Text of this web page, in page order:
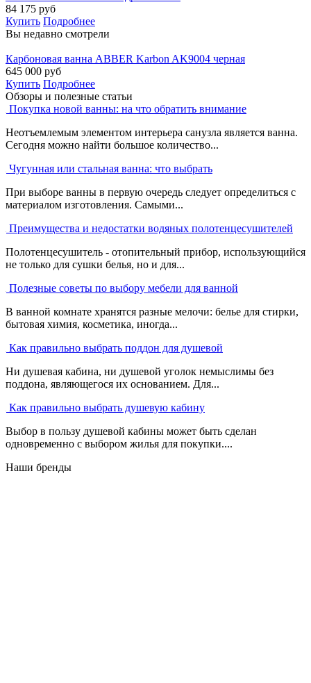
84 175 руб
Купить Подробнее
Вы недавно смотрели
Карбоновая ванна ABBER Karbon AK9004 черная
645 000 руб
Купить Подробнее
Обзоры и полезные статьи
Покупка новой ванны: на что обратить внимание
Неотъемлемым элементом интерьера санузла является ванна.
Сегодня можно найти большое количество...
Чугунная или стальная ванна: что выбрать
При выборе ванны в первую очередь следует определиться с
материалом изготовления. Самыми...
Преимущества и недостатки водяных полотенцесушителей
Полотенцесушитель - отопительный прибор, использующийся
не только для сушки белья, но и для...
Полезные советы по выбору мебели для ванной
В ванной комнате хранятся разные мелочи: белье для стирки,
бытовая химия, косметика, иногда...
Как правильно выбрать поддон для душевой
Ни душевая кабина, ни душевой уголок немыслимы без
поддона, являющегося их основанием. Для...
Как правильно выбрать душевую кабину
Выбор в пользу душевой кабины может быть сделан
одновременно с выбором жилья для покупки....
Наши бренды